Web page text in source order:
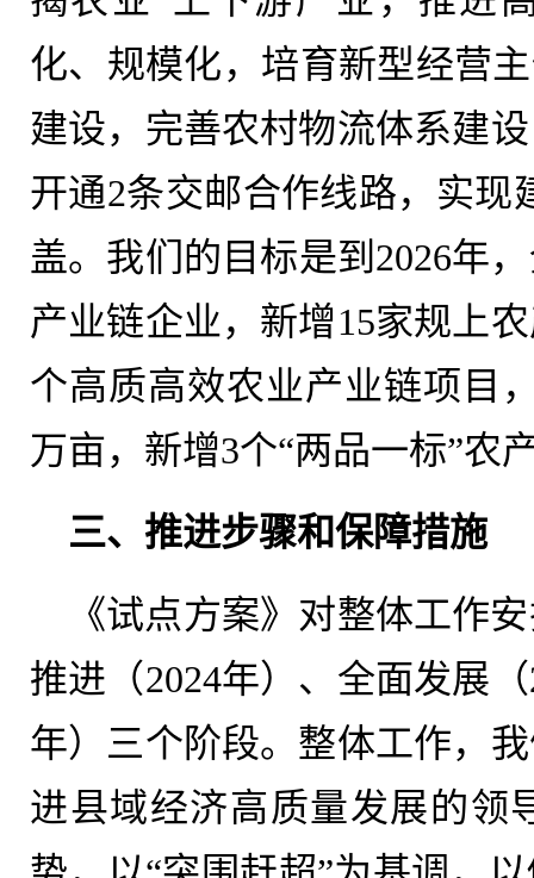
化、规模化，培育新型经营
建设，完善农村物流体系建
开通2条交邮合作线路，实现
盖。我们的目标是到2026年
产业链企业，新增15家规上
个高质高效农业产业链项目
万亩，新增3个“两品一标”农
三、推进步骤和保障措施
《试点方案》对整体工作
推进（2024年）、全面发展
年）三个阶段。整体工作，
进县域经济高质量发展的领